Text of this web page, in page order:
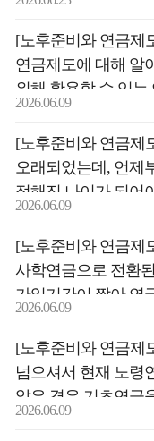
진행되는지 궁금합니
[노후준비와 연금제
연금제도에 대해 알
위해 활용할 수 있
2026.06.09
[노후준비와 연금제
오래되었는데, 언제
정해진 나이가 되어
2026.06.09
[노후준비와 연금제
사학연금으로 전환
가입기간이 짧아 연
경우에도 연금을 받
2026.06.09
[노후준비와 연금제
넘으셔서 현재 노령
않은 경우 기초연금
2026.06.09